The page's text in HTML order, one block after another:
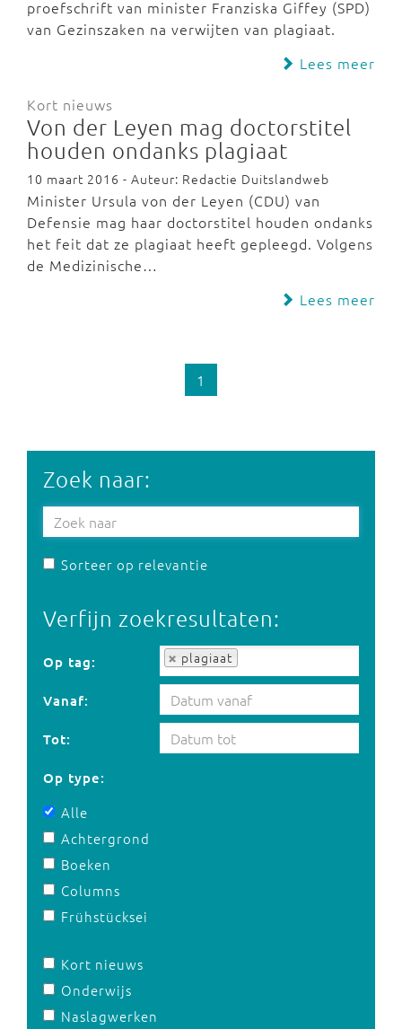
proefschrift van minister Franziska Giffey (SPD)
van Gezinszaken na verwijten van plagiaat.
Lees meer
Kort nieuws
Von der Leyen mag doctorstitel
houden ondanks plagiaat
10 maart 2016 - Auteur: Redactie Duitslandweb
Minister Ursula von der Leyen (CDU) van
Defensie mag haar doctorstitel houden ondanks
het feit dat ze plagiaat heeft gepleegd. Volgens
de Medizinische…
Lees meer
1
Zoek naar:
Sorteer op relevantie
Verfijn zoekresultaten:
Op tag: plagiaat
Op tag:
Vanaf:
Tot:
Op type:
Alle
Achtergrond
Boeken
Columns
Frühstücksei
Kort nieuws
Onderwijs
Naslagwerken